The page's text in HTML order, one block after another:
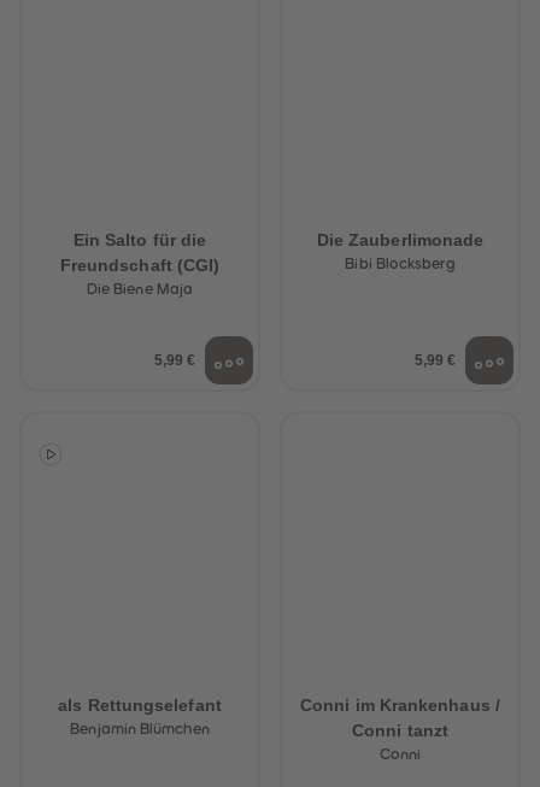
Ein Salto für die
Freundschaft (CGI)
Die Biene Maja
5,99 €
Die Zauberlimonade
Bibi Blocksberg
5,99 €
als Rettungselefant
Benjamin Blümchen
Conni im Krankenhaus /
Conni tanzt
Conni